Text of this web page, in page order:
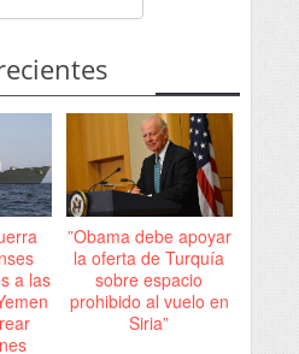
a las
”Obama debe apoyar
la oferta de Turquía
sobre espacio
prohibido al vuelo en
Siria”